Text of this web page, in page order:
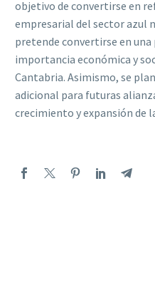
objetivo de convertirse en
empresarial del sector azul
pretende convertirse en
importancia económica y
Cantabria. Asimismo, se
adicional para futuras
crecimiento y expansión de